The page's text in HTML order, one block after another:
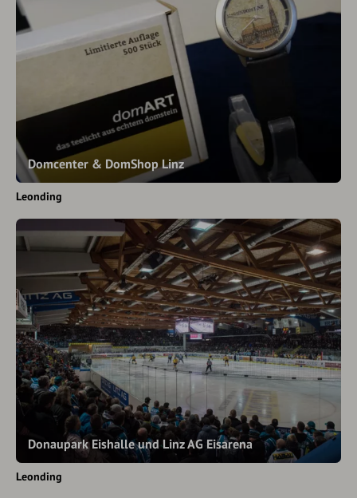
Domcenter & DomShop Linz
Leonding
Donaupark Eishalle und Linz AG Eisarena
Leonding